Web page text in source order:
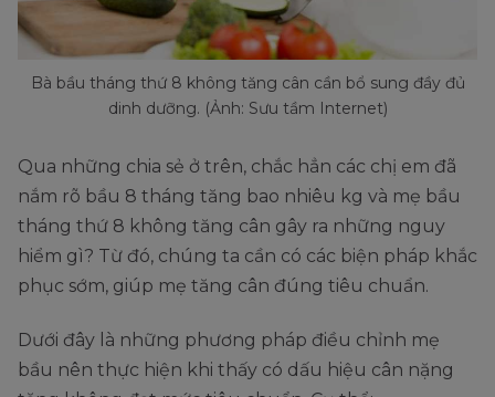
Bà bầu tháng thứ 8 không tăng cân cần bổ sung đầy đủ
dinh dưỡng. (Ảnh: Sưu tầm Internet)
Qua những chia sẻ ở trên, chắc hẳn các chị em đã
nắm rõ bầu 8 tháng tăng bao nhiêu kg và mẹ bầu
tháng thứ 8 không tăng cân gây ra những nguy
hiểm gì? Từ đó, chúng ta cần có các biện pháp khắc
phục sớm, giúp mẹ tăng cân đúng tiêu chuẩn.
Dưới đây là những phương pháp điều chỉnh mẹ
bầu nên thực hiện khi thấy có dấu hiệu cân nặng